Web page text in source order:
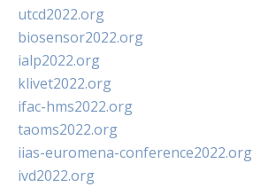
utcd2022.org
biosensor2022.org
ialp2022.org
klivet2022.org
ifac-hms2022.org
taoms2022.org
iias-euromena-conference2022.org
ivd2022.org